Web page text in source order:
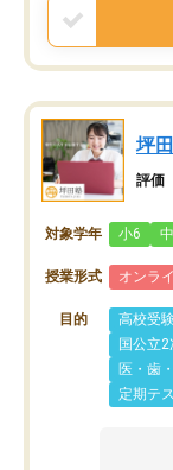
坪
評価
対象学年 小6
授業形式 オンラ
目的 高校受
国公立
医・歯
定期テ